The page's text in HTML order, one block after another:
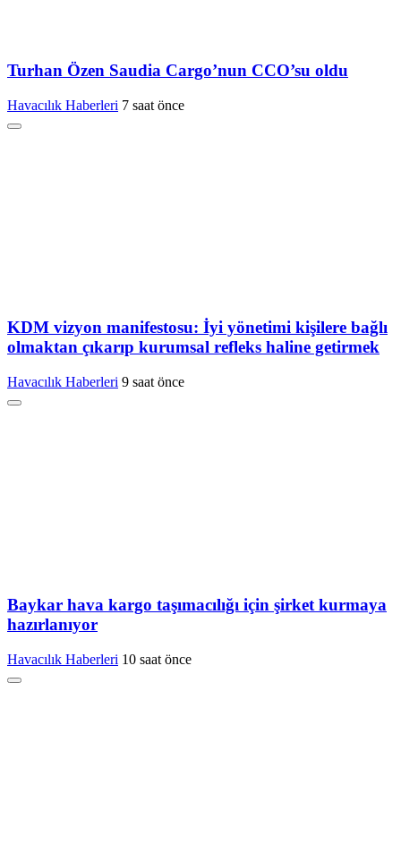
Turhan Özen Saudia Cargo’nun CCO’su oldu
Havacılık Haberleri 7 saat önce
KDM vizyon manifestosu: İyi yönetimi kişilere bağlı
olmaktan çıkarıp kurumsal refleks haline getirmek
Havacılık Haberleri 9 saat önce
Baykar hava kargo taşımacılığı için şirket kurmaya
hazırlanıyor
Havacılık Haberleri 10 saat önce